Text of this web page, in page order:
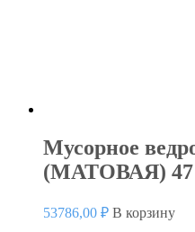
Мусорное
(МАТОВАЯ) 47
53786,00 ₽ В корзину